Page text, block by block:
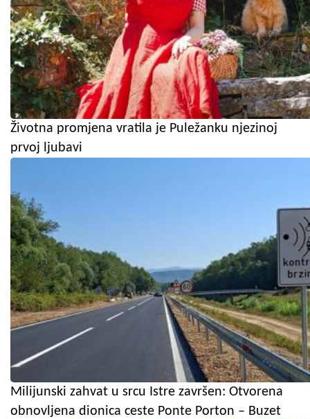
Životna promjena vratila je Puležanku njezinoj
prvoj ljubavi
Milijunski zahvat u srcu Istre završen: Otvorena
obnovljena dionica ceste Ponte Porton – Buzet